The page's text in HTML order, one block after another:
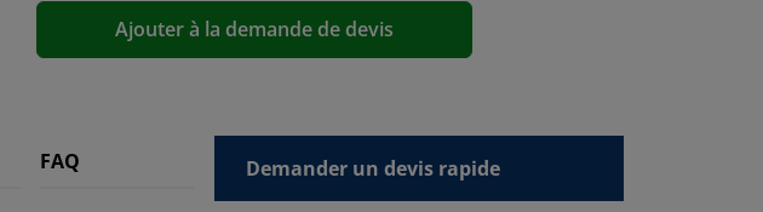
Ajouter à la demande de devis
FAQ Demander un devis rapide